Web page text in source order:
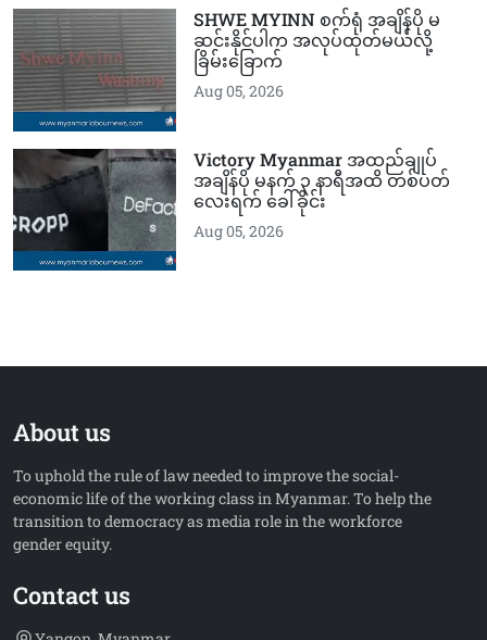
SHWE MYINN စက်ရုံ အချိန်ပို မ
ဆင်းနိုင်ပါက အလုပ်ထုတ်မယ်လို့
ခြိမ်းခြောက်
Aug 05, 2026
Victory Myanmar အထည်ချုပ်
အချိန်ပို မနက် ၃ နာရီအထိ တစ်ပတ်
လေးရက် ခေါ်ခိုင်း
Aug 05, 2026
About us
To uphold the rule of law needed to improve the social-
economic life of the working class in Myanmar. To help the
transition to democracy as media role in the workforce
gender equity.
Contact us